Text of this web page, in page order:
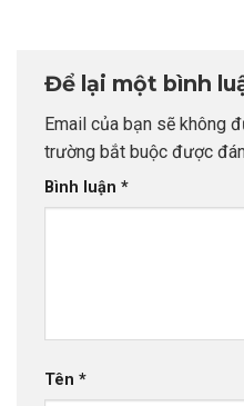
Công
Để lại một bình
Email của bạn sẽ không
trường bắt buộc được
Bình luận *
Tên *